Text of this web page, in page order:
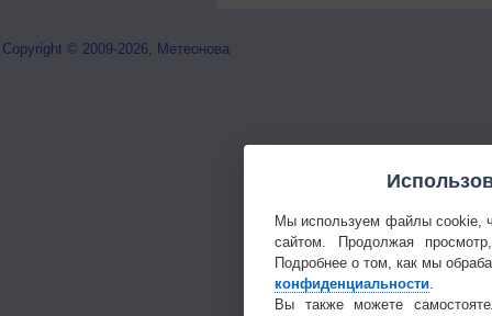
Copyright © 2009-2026, Метеонова
Мы используем файлы cookie,
сайтом. Продолжая
Подробнее о том, как мы
конфиденциальности.
Вы также можете